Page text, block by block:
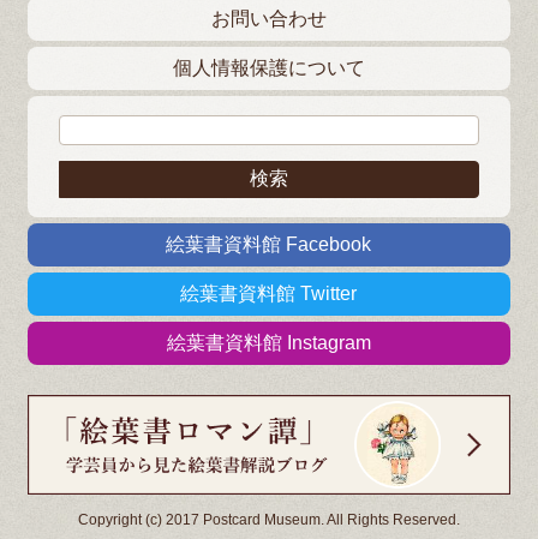
お問い合わせ
個人情報保護について
絵葉書資料館 Facebook
絵葉書資料館 Twitter
絵葉書資料館 Instagram
Copyright (c) 2017 Postcard Museum. All Rights Reserved.